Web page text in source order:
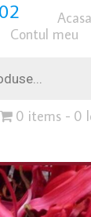
Acasa
Contul meu
0 items 0